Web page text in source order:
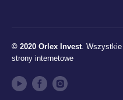
© 2020 Orlex Invest .
strony internetowe